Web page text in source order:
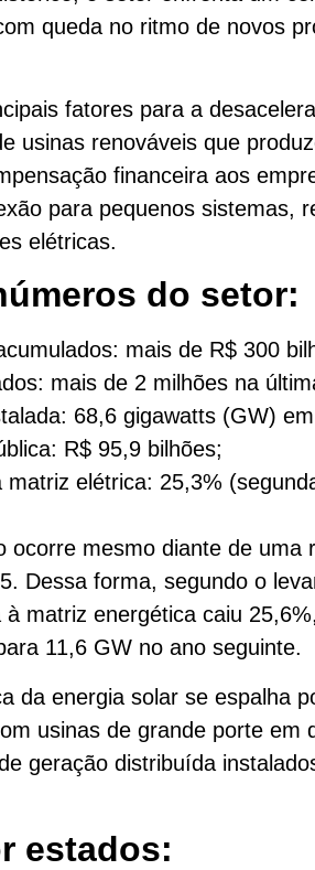
queda no ritmo de novos
fatores para a
usinas renováveis que
financeira aos
para pequenos sistemas,
elétricas.
do setor:
mais de R$ 300
mais de 2 milhões na
68,6 gigawatts (GW)
R$ 95,9 bilhões;
matriz elétrica: 25,3%
ocorre mesmo diante de uma
Dessa forma, segundo o
à matriz energética caiu
11,6 GW no ano seguinte.
da energia solar se espalha
usinas de grande porte em
geração distribuída
estados: